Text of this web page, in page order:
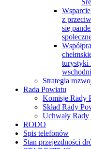
z
się
turystyki
Strategia
Rada Powiatu
Komisje Rady
Skład Rady
Uchwały
RODO
Spis telefonów
Stan przejezdności